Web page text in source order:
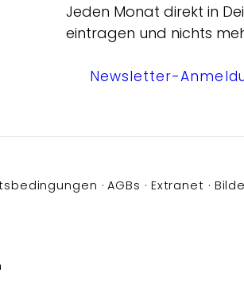
Jeden Monat direkt in
eintragen und nichts
Newsletter-
AGBs Extranet